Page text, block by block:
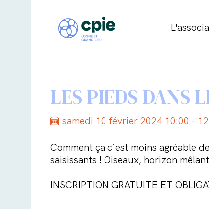
LES PIEDS DANS
samedi 10 février 2024 10:00 -
Comment ça c´est moins agréable
saisissants ! Oiseaux, horizon
INSCRIPTION GRATUITE ET